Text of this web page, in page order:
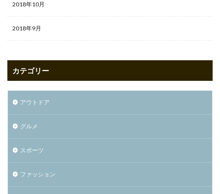
2018年10月
2018年9月
カテゴリー
アウトドア
グルメ
スポーツ
ファッション